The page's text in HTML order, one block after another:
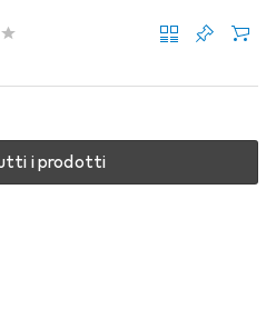
i prodotti